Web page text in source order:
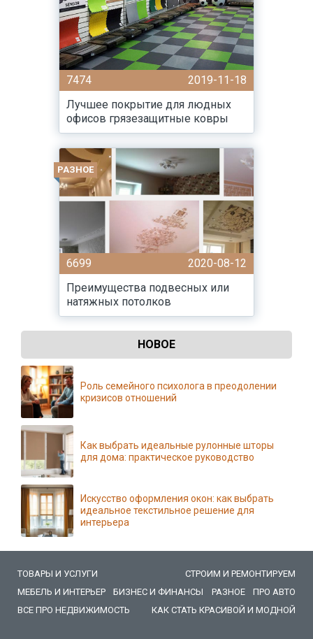
7474
2019-11-18
Лучшее покрытие для людных
офисов грязезащитные ковры
РАЗНОЕ
6699
2020-08-12
Преимущества подвесных или
натяжных потолков
НОВОЕ
Роль семейного психолога в преодолении
кризисов отношений
Как выбрать идеальные рулонные шторы
для дома: практическое руководство
Искусство оформления окон: как выбрать
идеальное текстильное решение для
интерьера
ТОВАРЫ И УСЛУГИ
СТРОИМ И РЕМОНТИРУЕМ
МЕБЕЛЬ И ИНТЕРЬЕР
БИЗНЕС И ФИНАНСЫ РАЗНОЕ
ПРО АВТО
ВСЕ ПРО НЕДВИЖИМОСТЬ
КАК СТАТЬ КРАСИВОЙ И МОДНОЙ